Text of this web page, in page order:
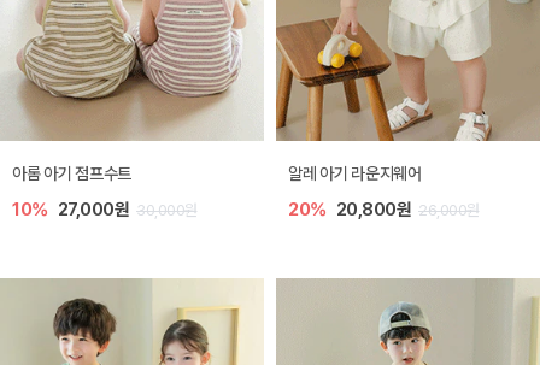
아롬 아기 점프수트
10% 27,000원 30,000원
알레 아기 라운지웨어
20% 20,800원 26,000원